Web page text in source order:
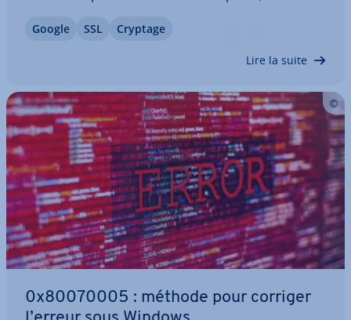
syn­chro­ni­sa­tion des données uti­li­sa­teur entre les
Google SSL Cryptage
Lire la suite
0x80070005 : méthode pour corriger